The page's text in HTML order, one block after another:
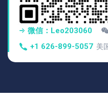
微信：Leo203060
+1 626-899-5057 美